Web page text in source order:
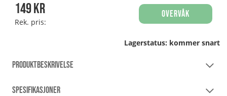
149kr
Rek. pris:
Overvåk
Lagerstatus: kommer snart
PRODUKTBESKRIVELSE
SPESIFIKASJONER